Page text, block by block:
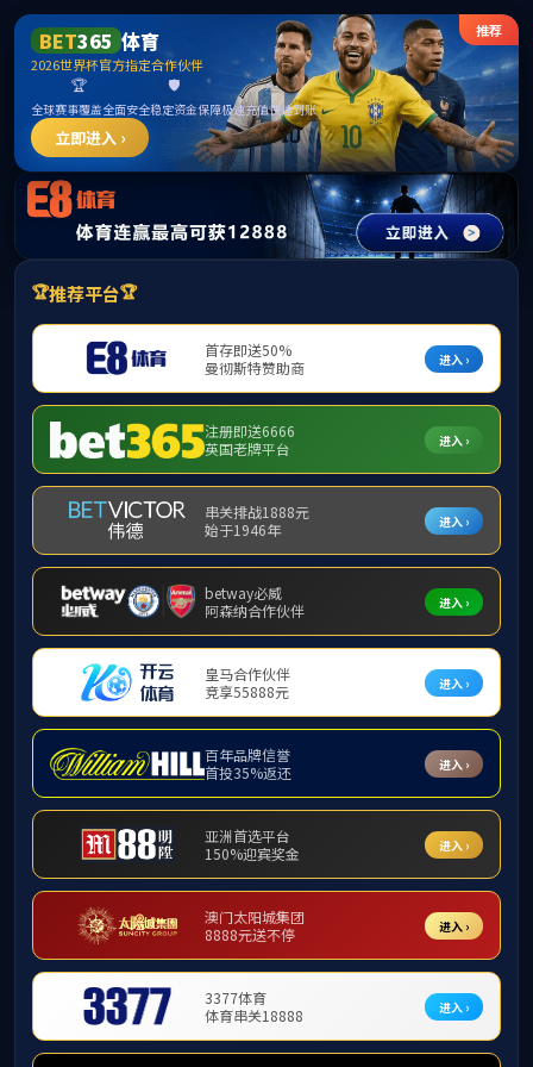
伟德国际1949(集团)公司官方网站_源自于
1946
请输入验证码下载附件